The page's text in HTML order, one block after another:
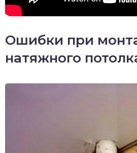
Ошибки при
натяжного